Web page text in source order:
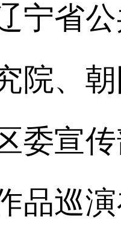
宁省
院、
委宣
品巡